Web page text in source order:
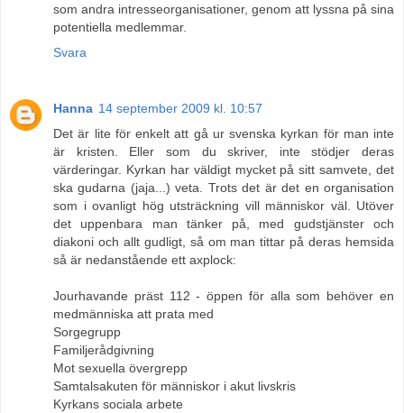
som andra intresseorganisationer, genom att lyssna på sina
potentiella medlemmar.
Svara
Hanna 14 september 2009 kl. 10:57
Det är lite för enkelt att gå ur svenska kyrkan för man inte
är kristen. Eller som du skriver, inte stödjer deras
värderingar. Kyrkan har väldigt mycket på sitt samvete, det
ska gudarna (jaja...) veta. Trots det är det en organisation
som i ovanligt hög utsträckning vill människor väl. Utöver
det uppenbara man tänker på, med gudstjänster och
diakoni och allt gudligt, så om man tittar på deras hemsida
så är nedanstående ett axplock:
Jourhavande präst 112 - öppen för alla som behöver en
medmänniska att prata med
Sorgegrupp
Familjerådgivning
Mot sexuella övergrepp
Samtalsakuten för människor i akut livskris
Kyrkans sociala arbete